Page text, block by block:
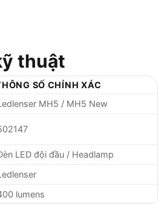
thuật
SỐ CHÍNH XÁC
MH5 / MH5 New
LED đội đầu / Headlamp
lumens